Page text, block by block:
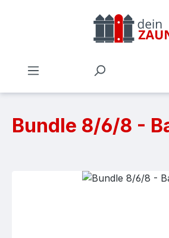
Zum Hauptinhalt springen
Bundle 8/6/8 -
Bildergalerie überspringen